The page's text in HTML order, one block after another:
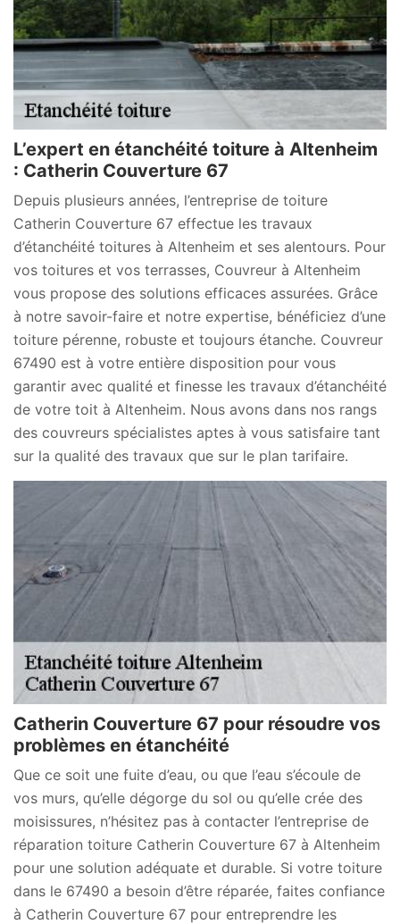
L’expert en étanchéité toiture à Altenheim
: Catherin Couverture 67
Depuis plusieurs années, l’entreprise de toiture
Catherin Couverture 67 effectue les travaux
d’étanchéité toitures à Altenheim et ses alentours. Pour
vos toitures et vos terrasses, Couvreur à Altenheim
vous propose des solutions efficaces assurées. Grâce
à notre savoir-faire et notre expertise, bénéficiez d’une
toiture pérenne, robuste et toujours étanche. Couvreur
67490 est à votre entière disposition pour vous
garantir avec qualité et finesse les travaux d’étanchéité
de votre toit à Altenheim. Nous avons dans nos rangs
des couvreurs spécialistes aptes à vous satisfaire tant
sur la qualité des travaux que sur le plan tarifaire.
Catherin Couverture 67 pour résoudre vos
problèmes en étanchéité
Que ce soit une fuite d’eau, ou que l’eau s’écoule de
vos murs, qu’elle dégorge du sol ou qu’elle crée des
moisissures, n’hésitez pas à contacter l’entreprise de
réparation toiture Catherin Couverture 67 à Altenheim
pour une solution adéquate et durable. Si votre toiture
dans le 67490 a besoin d’être réparée, faites confiance
à Catherin Couverture 67 pour entreprendre les